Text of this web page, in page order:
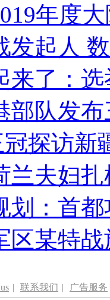
年度
发起人
来了：
部队发
探访新
兰夫妇
划：首
区某特
| 联系我们 | 广告服务